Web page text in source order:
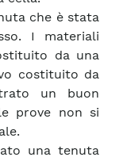
che è stata
I materiali
da una
costituito da
un buon
prove non si
una tenuta